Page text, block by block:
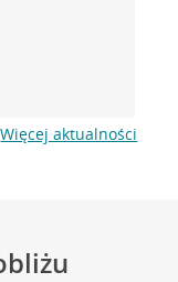
Więcej aktualności